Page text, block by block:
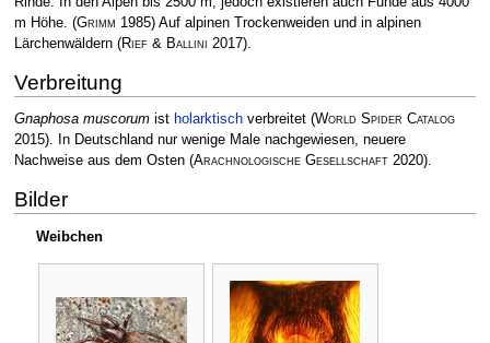
m Höhe. (Grimm 1985)Auf alpinen Trockenweiden und in alpinen
Lärchenwäldern (Rief & Ballini 2017).
Verbreitung
Gnaphosa muscorumist holarktischverbreitet (World Spider Catalog
2015). In Deutschland nur wenige Male nachgewiesen, neuere
Nachweise aus dem Osten (Arachnologische Gesellschaft2020).
Bilder
Weibchen